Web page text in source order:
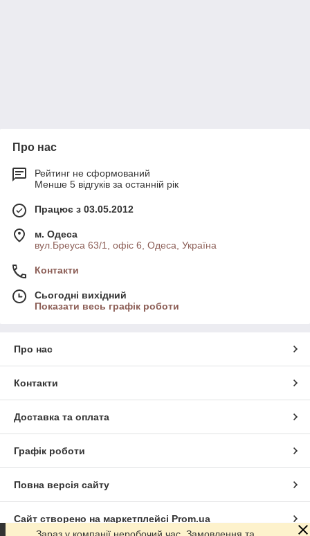
Про нас
Рейтинг не сформований
Менше 5 відгуків за останній рік
Працює з 03.05.2012
м. Одеса
вул.Бреуса 63/1, офіс 6, Одеса, Україна
Контакти
Сьогодні вихідний
Показати весь графік роботи
Про нас
Контакти
Доставка та оплата
Графік роботи
Повна версія сайту
Сайт створено на маркетплейсі Prom.ua